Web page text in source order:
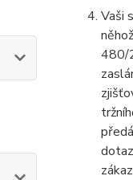
Vaši
480/